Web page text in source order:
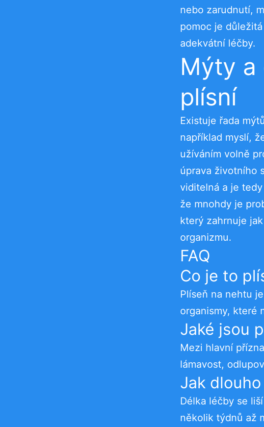
nebo zarudnutí,
pomoc je
adekvátní léčby.
Mýty a
plísní
Existuje řada
například myslí,
užíváním volně
úprava životního
viditelná a je
že mnohdy je
který zahrnuje
organizmu.
FAQ
Co je to
Plíseň na nehtu
organismy, které
Jaké jsou
Mezi hlavní
lámavost,
Jak
Délka léčby se
několik týdnů až